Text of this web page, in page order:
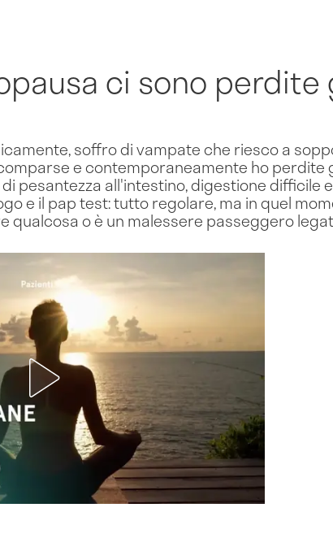
ci sono perdite
soffro di vampate che riesco a
e contemporaneamente ho perdite
pesantezza all'intestino, digestione difficile
e il pap test: tutto regolare, ma in quel
qualcosa o è un malessere passeggero